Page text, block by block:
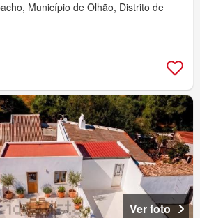
Município de Olhão, Distrito de
Ver foto